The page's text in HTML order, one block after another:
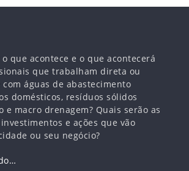
que acontece e o que acontecerá
que trabalham direta ou
águas de abastecimento
domésticos, resíduos sólidos
e macro drenagem? Quais serão as
e ações que vão
ou seu negócio?